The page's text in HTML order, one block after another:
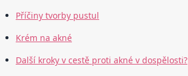
Příčiny tvorby pustul
Krém na akné
Další kroky v cestě proti akné v dospělosti?